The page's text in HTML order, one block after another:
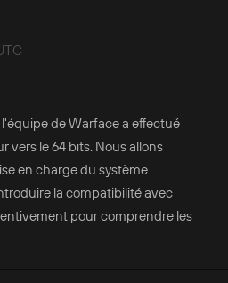
de Warface a effectué
vers le 64 bits. Nous allons
en charge du système
la compatibilité avec
pour comprendre les